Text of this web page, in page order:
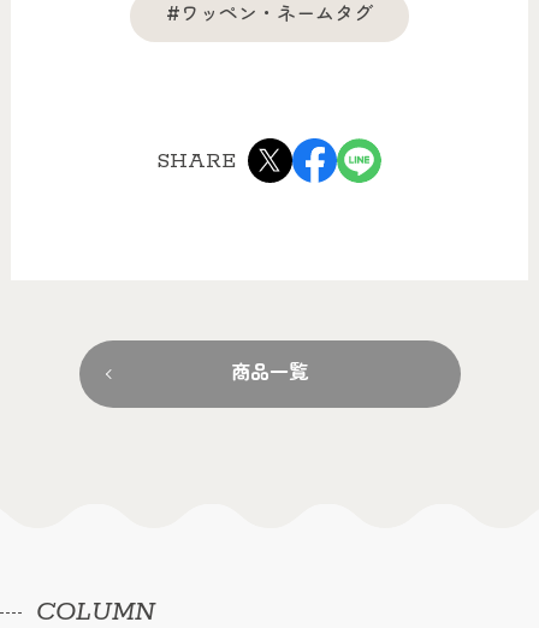
#ワッペン・ネームタグ
SHARE
商品一覧
COLUMN